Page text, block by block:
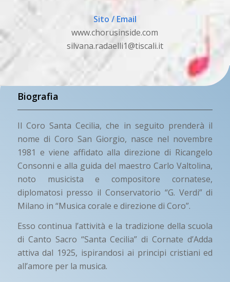
Sito / Email
www.chorusinside.com
silvana.radaelli1@tiscali.it
Biografia
Il Coro Santa Cecilia, che in seguito prenderà il
nome di Coro San Giorgio, nasce nel novembre
1981 e viene affidato alla direzione di Ricangelo
Consonni e alla guida del maestro Carlo Valtolina,
noto musicista e compositore cornatese,
diplomatosi presso il Conservatorio “G. Verdi” di
Milano in “Musica corale e direzione di Coro”.
Esso continua l’attività e la tradizione della scuola
di Canto Sacro “Santa Cecilia” di Cornate d’Adda
attiva dal 1925, ispirandosi ai principi cristiani ed
all’amore per la musica.